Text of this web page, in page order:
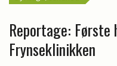
Reportage: Første
Frynseklinikken